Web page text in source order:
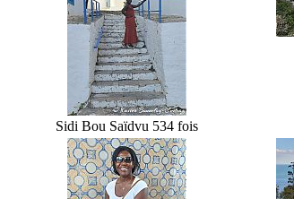
Sidi Bou Saïdvu 534 fois